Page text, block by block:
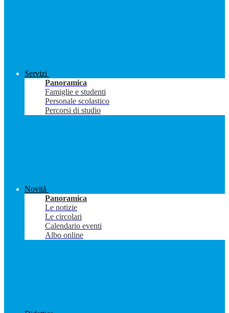
Servizi
Panoramica
Famiglie e studenti
Personale scolastico
Percorsi di studio
Novità
Panoramica
Le notizie
Le circolari
Calendario eventi
Albo online